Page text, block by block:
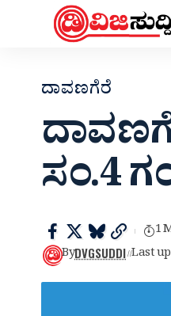
ದಾವಣಗೆರೆ
ಸಂ.4
ByDVGSUDDI Last
1